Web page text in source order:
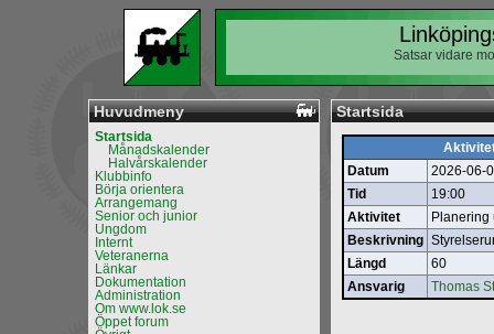
Satsar vidare
Huvudmeny
Startsida
Månadskalender
Halvårskalender
Klubbinfo
Börja orientera
Arrangemang
Senior och junior
Ungdom
Internt
Veteranerna
Länkar
Dokumentation
Administration
Om www.lok.se
Öppet forum
Startsida
Datum
2026-06-
Tid
19:00
Aktivitet
Planering
Beskrivning
Längd
60
Ansvarig
Thomas